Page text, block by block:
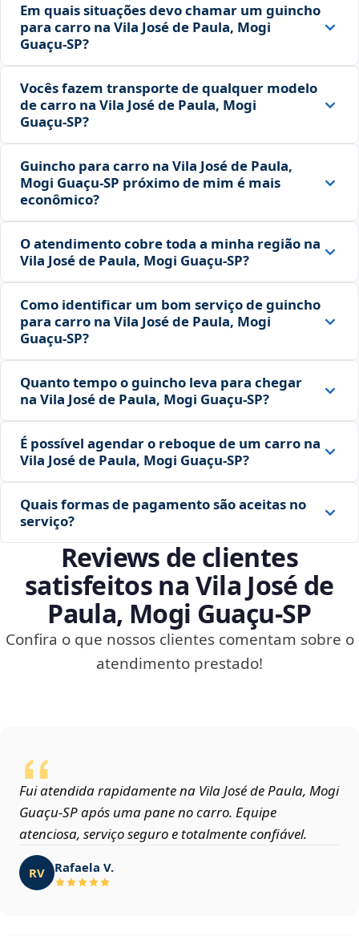
Em quais situações devo chamar um guincho
para carro na Vila José de Paula, Mogi
Guaçu‑SP?
Vocês fazem transporte de qualquer modelo
de carro na Vila José de Paula, Mogi
Guaçu‑SP?
Guincho para carro na Vila José de Paula,
Mogi Guaçu‑SP próximo de mim é mais
econômico?
O atendimento cobre toda a minha região na
Vila José de Paula, Mogi Guaçu‑SP?
Como identificar um bom serviço de guincho
para carro na Vila José de Paula, Mogi
Guaçu‑SP?
Quanto tempo o guincho leva para chegar
na Vila José de Paula, Mogi Guaçu‑SP?
É possível agendar o reboque de um carro na
Vila José de Paula, Mogi Guaçu‑SP?
Quais formas de pagamento são aceitas no
serviço?
Reviews de clientes
satisfeitos na Vila José de
Paula, Mogi Guaçu‑SP
Confira o que nossos clientes comentam sobre o
atendimento prestado!
Fui atendida rapidamente na Vila José de Paula, Mogi
Guaçu‑SP após uma pane no carro. Equipe
atenciosa, serviço seguro e totalmente confiável.
RV Rafaela V.